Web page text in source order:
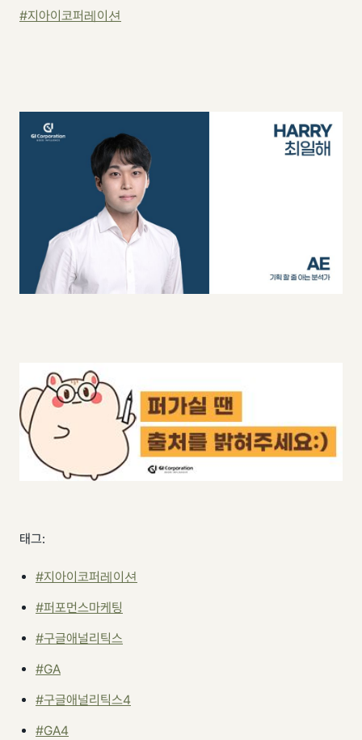
#지아이코퍼레이션
태그:
#지아이코퍼레이션
#퍼포먼스마케팅
#구글애널리틱스
#GA
#구글애널리틱스4
#GA4